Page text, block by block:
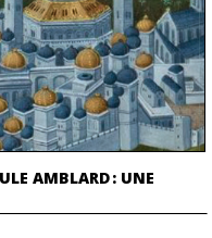
AMBLARD : UNE